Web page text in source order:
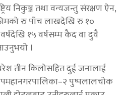
निकुञ्ज तथा वन्यजन्तु संरक्षण ऐन,
रु पाँच लाखदेखि रु १०
१५ वर्षसम्म कैद वा दुवै
।
तीन किलोसहित दुई जनालाई
पुष्पलालचोक